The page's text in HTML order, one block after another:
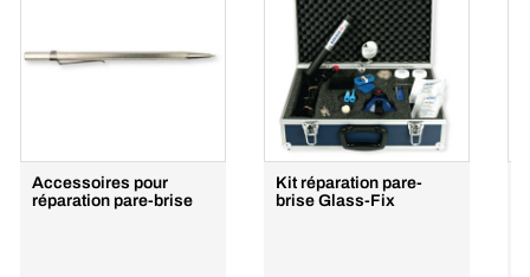
Accessoires pour
réparation pare-brise
Kit réparation pare-
brise Glass-Fix